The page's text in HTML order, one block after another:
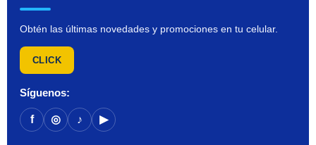
Obtén las últimas novedades y promociones en tu celular.
CLICK
Síguenos:
f ◎ ♪ ▶